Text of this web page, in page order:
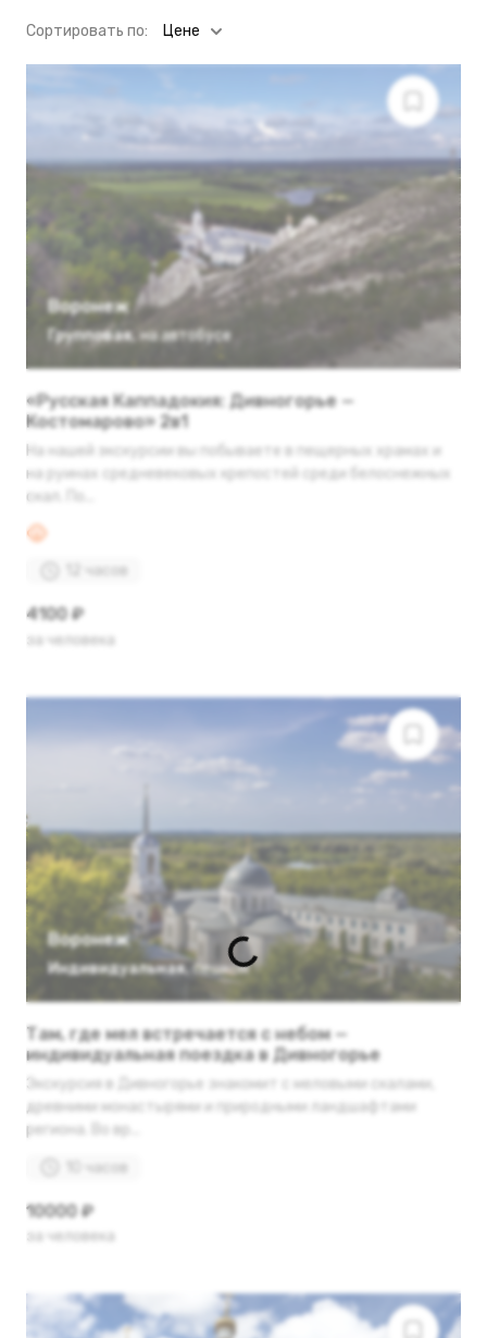
Cортировать по: Цене
Воронеж
Групповая, на автобусе
«Русская Каппадокия: Дивногорье —
Костомарово» 2в1
На нашей экскурсии вы побываете в пещерных храмах и
на руинах средневековых крепостей среди белоснежных
скал. По...
12 часов
4100 ₽
за человека
Воронеж
Индивидуальная, пешком
Там, где мел встречается с небом —
индивидуальная поездка в Дивногорье
Экскурсия в Дивногорье знакомит с меловыми скалами,
древними монастырями и природными ландшафтами
региона. Во вр...
10 часов
10000 ₽
за человека